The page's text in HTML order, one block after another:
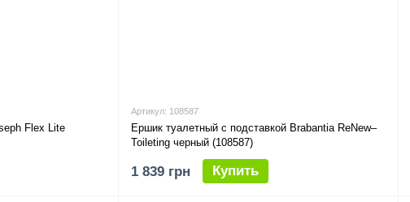
Flex Lite
Артикул: 108587
Ершик туалетный с подставкой Brabantia ReNew–
Toileting черный (108587)
1 839 грн Купить